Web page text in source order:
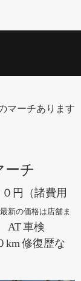
マーチあります
ーチ
円（諸費用
新の価格は店舗ま
AT車検
km修復歴な